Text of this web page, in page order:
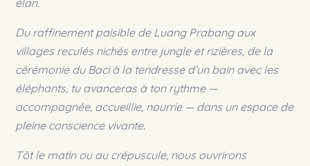
élan.
Du raffinement paisible de Luang Prabang aux
villages reculés nichés entre jungle et rizières, de la
cérémonie du Baci à la tendresse d’un bain avec les
éléphants, tu avanceras à ton rythme —
accompagnée, accueillie, nourrie — dans un espace de
pleine conscience vivante.
Tôt le matin ou au crépuscule, nous ouvrirons